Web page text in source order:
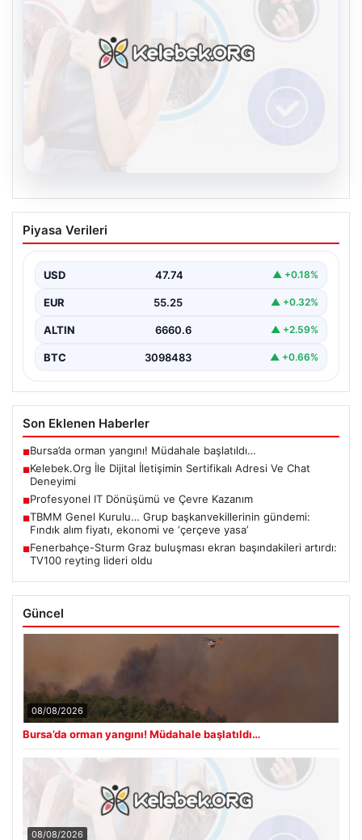
Kelebek.Org İle Dijital İletişimin
Sertifikalı Adresi Ve Chat Deneyimi
irtibat sağlaması ciddi bir hassasiyet barındırmaktadır.
Güncel olarak…
Piyasa Verileri
USD 47.74 ▲ +0.18%
EUR 55.25 ▲ +0.32%
ALTIN 6660.6 ▲ +2.59%
BTC 3098483 ▲ +0.66%
Son Eklenen Haberler
■Bursa’da orman yangını! Müdahale başlatıldı…
■Kelebek.Org İle Dijital İletişimin Sertifikalı Adresi Ve Chat
Deneyimi
■Profesyonel IT Dönüşümü ve Çevre Kazanım
■TBMM Genel Kurulu… Grup başkanvekillerinin gündemi:
Fındık alım fiyatı, ekonomi ve ‘çerçeve yasa’
■Fenerbahçe-Sturm Graz buluşması ekran başındakileri artırdı:
TV100 reyting lideri oldu
Güncel
08/08/2026
Bursa’da orman yangını! Müdahale başlatıldı…
08/08/2026